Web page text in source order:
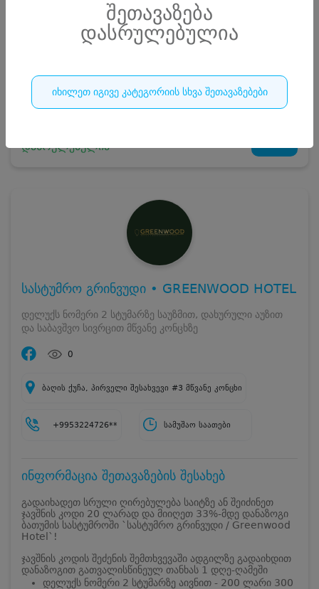
შეთავაზება
დასრულებულია
იხილეთ იგივე კატეგორიის სხვა შეთავაზებები
ჯავშნის კოდის ღირებულება
სრული ღირებულების გადახდა
ჯავშნის კოდი
20 ₾
დამატებითი საწოლი
კვება
0 ₾
დასრულებულია
დასრულებულია
სასტუმრო გრინვუდი • GREENWOOD HOTEL
დელუქს ნომერი 2 სტუმარზე საუზმით, დახურული აუზით
და საბავშვო სივრცით მწვანე კონცხზე
0
ბაღის ქუჩა, პირველი შესახვევი #3 მწვანე კონცხი
+9953224726** სამუშაო საათები
ინფორმაცია შეთავაზების შესახებ
გადაიხადეთ სრული ღირებულება საიტზე ან შეიძინეთ
ჯავშნის კოდი 20 ლარად და მიიღეთ 33%-მდე დანაზოგი
ბათუმის სასტუმროში `სასტუმრო გრინვუდი / Greenwood
Hotel`!
ჯავშნის კოდის შეძენის შემთხვევაში ადგილზე გადაიხდით
დანაზოგით გათვალისწინეულ თანხას 1 დღე-ღამეში
დელუქს ნომერი 2 სტუმარზე აივნით - 200 ლარი 300